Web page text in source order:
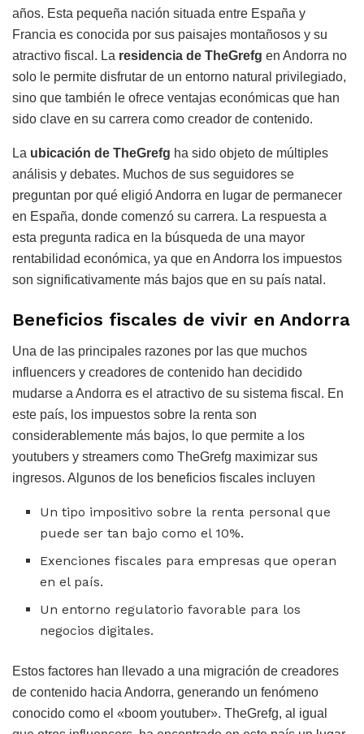
años. Esta pequeña nación situada entre España y
Francia es conocida por sus paisajes montañosos y su
atractivo fiscal. La residencia de TheGrefg en Andorra no
solo le permite disfrutar de un entorno natural privilegiado,
sino que también le ofrece ventajas económicas que han
sido clave en su carrera como creador de contenido.
La ubicación de TheGrefg ha sido objeto de múltiples
análisis y debates. Muchos de sus seguidores se
preguntan por qué eligió Andorra en lugar de permanecer
en España, donde comenzó su carrera. La respuesta a
esta pregunta radica en la búsqueda de una mayor
rentabilidad económica, ya que en Andorra los impuestos
son significativamente más bajos que en su país natal.
Beneficios fiscales de vivir en Andorra
Una de las principales razones por las que muchos
influencers y creadores de contenido han decidido
mudarse a Andorra es el atractivo de su sistema fiscal. En
este país, los impuestos sobre la renta son
considerablemente más bajos, lo que permite a los
youtubers y streamers como TheGrefg maximizar sus
ingresos. Algunos de los beneficios fiscales incluyen
Un tipo impositivo sobre la renta personal que
puede ser tan bajo como el 10%.
Exenciones fiscales para empresas que operan
en el país.
Un entorno regulatorio favorable para los
negocios digitales.
Estos factores han llevado a una migración de creadores
de contenido hacia Andorra, generando un fenómeno
conocido como el «boom youtuber». TheGrefg, al igual